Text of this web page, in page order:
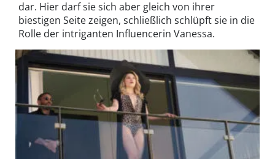
dar. Hier darf sie sich aber gleich von ihrer
biestigen Seite zeigen, schließlich schlüpft sie in die
Rolle der intriganten Influencerin Vanessa.